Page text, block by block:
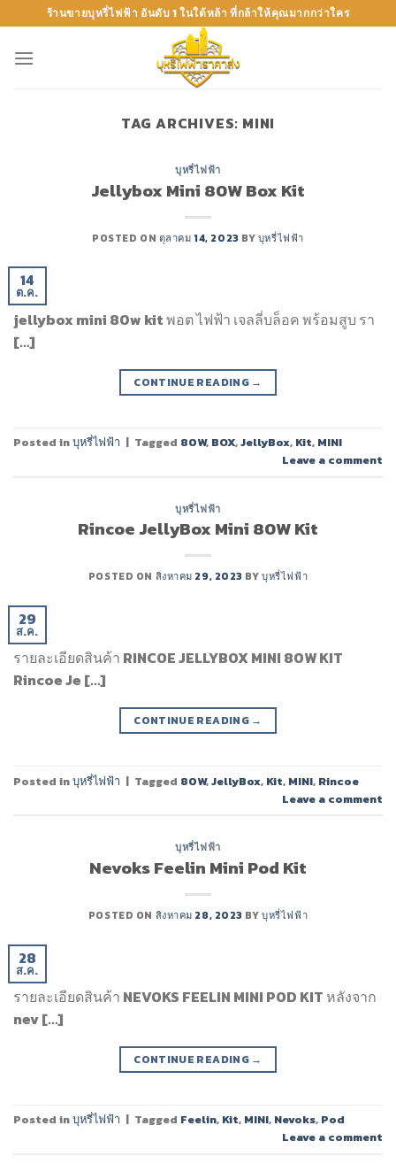
to
content
ร้านขายบุหรี่ไฟฟ้า อันดับ 1 ในใต้หล้า ที่กล้าให้คุณมากกว่าใคร
TAG ARCHIVES: MINI
บุหรี่ไฟฟ้า
Jellybox Mini 80W Box Kit
POSTED ON ตุลาคม 14, 2023 BYบุหรี่ไฟฟ้า
14
ต.ค.
jellybox mini 80w kit พอต ไฟฟ้า เจลลี่บล็อค พร้อมสูบ รา
[…]
CONTINUE READING →
Posted inบุหรี่ไฟฟ้า | Tagged 80W, BOX,JellyBox, Kit, MINI
Leave a comment
บุหรี่ไฟฟ้า
Rincoe JellyBox Mini 80W Kit
POSTED ON สิงหาคม 29, 2023 BYบุหรี่ไฟฟ้า
29
ส.ค.
รายละเอียดสินค้า RINCOE JELLYBOX MINI 80W KIT
Rincoe Je […]
CONTINUE READING →
Posted inบุหรี่ไฟฟ้า | Tagged 80W,JellyBox, Kit, MINI, Rincoe
Leave a comment
บุหรี่ไฟฟ้า
Nevoks Feelin Mini Pod Kit
POSTED ON สิงหาคม 28, 2023 BYบุหรี่ไฟฟ้า
28
ส.ค.
รายละเอียดสินค้า NEVOKS FEELIN MINI POD KIT หลังจาก
nev […]
CONTINUE READING →
Posted inบุหรี่ไฟฟ้า | Tagged Feelin, Kit, MINI, Nevoks, Pod
Leave a comment